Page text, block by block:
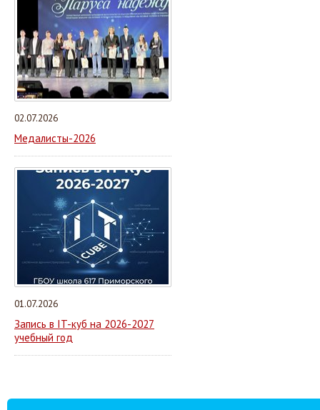
02.07.2026
Медалисты-2026
01.07.2026
Запись в IT-куб на 2026-2027
учебный год